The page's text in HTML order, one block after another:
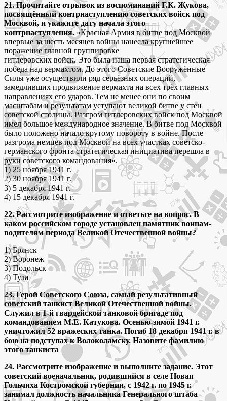
21. Прочитайте отрывок из воспоминаний Г.К. Жукова,
посвящённый контрнаступлению советских войск под
Москвой, и укажите дату начала этого
контрнаступления.«Красная Армия в битве под Москвой
впервые за шесть месяцев войны нанесла крупнейшее
поражение главной группировке
гитлеровских войск. Это была наша первая стратегическая
победа над вермахтом. До этого Советские Вооружённые
Силы уже осуществили ряд серьёзных операций,
замедливших продвижение вермахта на всех трёх главных
направлениях его ударов. Тем не менее они по своим
масштабам и результатам уступают великой битве у стен
советской столицы. Разгром гитлеровских войск под Москвой
имел большое международное значение. В битве под Москвой
было положено начало крутому повороту в войне. После
разгрома немцев под Москвой на всех участках советско-
германского фронта стратегическая инициатива перешла в
руки советского командования».
1) 25 ноября 1941 г.
2) 30 ноября 1941 г.
3) 5 декабря 1941 г.
4) 15 декабря 1941 г.
22. Рассмотрите изображение и ответьте на вопрос. В
каком российском городе установлен памятник воинам-
водителям периода Великой Отечественной войны?
1) Брянск
2) Воронеж
3) Подольск
4) Тула
23. Герой Советского Союза, самый результативный
советский танкист Великой Отечественной войны.
Служил в 1-й гвардейской танковой бригаде под
командованием М.Е. Катукова. Осенью-зимой 1941 г.
уничтожил 52 вражеских танка. Погиб 18 декабря 1941 г. в
бою на подступах к Волоколамску. Назовите фамилию
этого танкиста
24. Рассмотрите изображение и выполните задание. Этот
советский военачальник, родившийся в селе Новая
Гольчиха Костромской губернии, с 1942 г. по 1945 г.
занимал должность начальника Генерального штаба